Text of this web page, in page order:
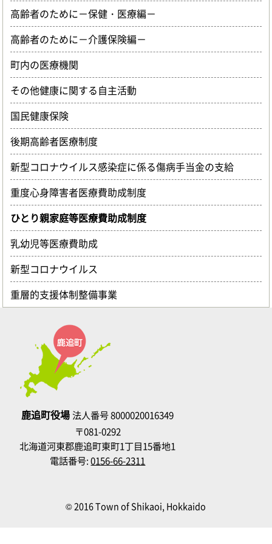
高齢者のために－保健・医療編－
高齢者のために－介護保険編－
町内の医療機関
その他健康に関する自主活動
国民健康保険
後期高齢者医療制度
新型コロナウイルス感染症に係る傷病手当金の支給
重度心身障害者医療費助成制度
ひとり親家庭等医療費助成制度
乳幼児等医療費助成
新型コロナウイルス
重層的支援体制整備事業
鹿追町役場法人番号 8000020016349
〒081-0292
北海道河東郡鹿追町東町1丁目15番地1
電話番号:0156-66-2311
© 2016 Town of Shikaoi, Hokkaido